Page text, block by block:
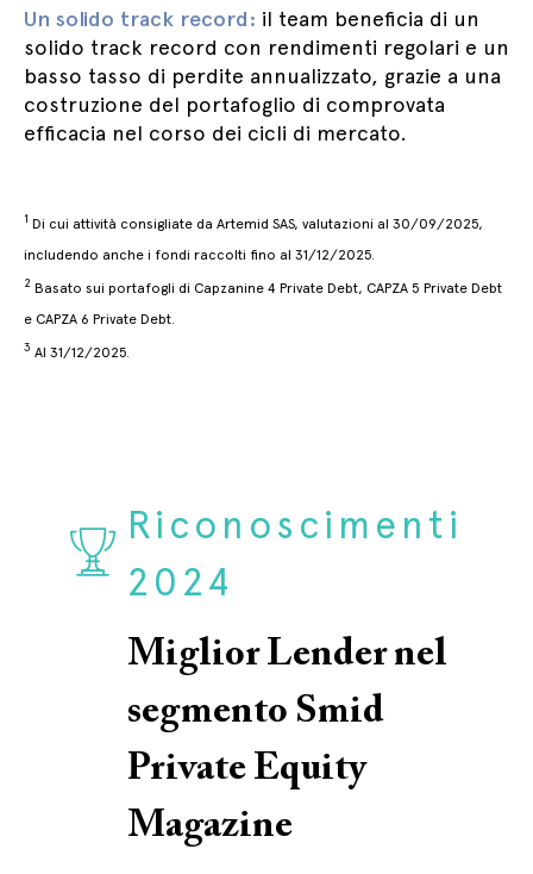
Un solido track record: il team beneficia di un
solido track record con rendimenti regolari e un
basso tasso di perdite annualizzato, grazie a una
costruzione del portafoglio di comprovata
efficacia nel corso dei cicli di mercato.
1 Di cui attività consigliate da Artemid SAS, valutazioni al 30/09/2025,
includendo anche i fondi raccolti fino al 31/12/2025.
2 Basato sui portafogli di Capzanine 4 Private Debt, CAPZA 5 Private Debt
e CAPZA 6 Private Debt.
3 Al 31/12/2025.
Riconoscimenti
2024
Miglior Lender nel
segmento Smid
Private Equity
Magazine